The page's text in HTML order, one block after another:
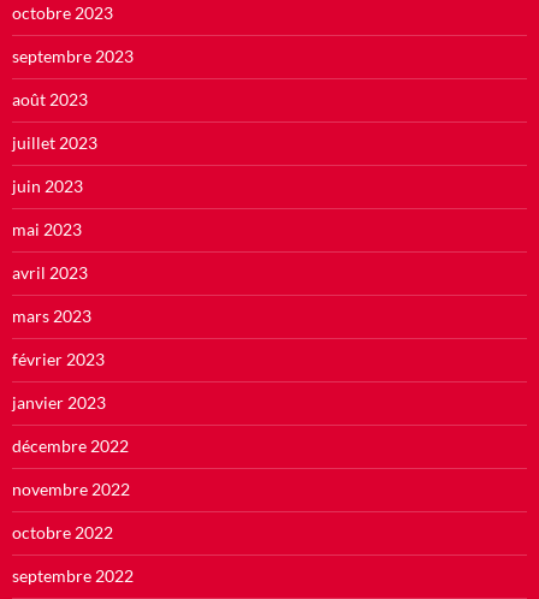
octobre 2023
septembre 2023
août 2023
juillet 2023
juin 2023
mai 2023
avril 2023
mars 2023
février 2023
janvier 2023
décembre 2022
novembre 2022
octobre 2022
septembre 2022